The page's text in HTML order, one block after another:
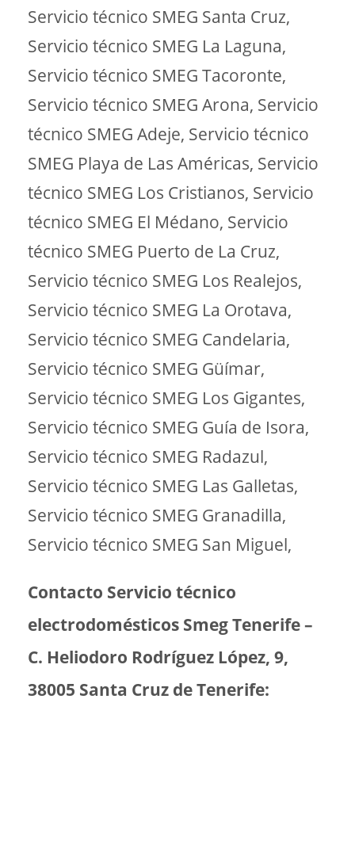
Servicio técnico SMEG Santa Cruz,
Servicio técnico SMEG La Laguna,
Servicio técnico SMEG Tacoronte,
Servicio técnico SMEG Arona, Servicio
técnico SMEG Adeje, Servicio técnico
SMEG Playa de Las Américas, Servicio
técnico SMEG Los Cristianos, Servicio
técnico SMEG El Médano, Servicio
técnico SMEG Puerto de La Cruz,
Servicio técnico SMEG Los Realejos,
Servicio técnico SMEG La Orotava,
Servicio técnico SMEG Candelaria,
Servicio técnico SMEG Güímar,
Servicio técnico SMEG Los Gigantes,
Servicio técnico SMEG Guía de Isora,
Servicio técnico SMEG Radazul,
Servicio técnico SMEG Las Galletas,
Servicio técnico SMEG Granadilla,
Servicio técnico SMEG San Miguel,
Contacto Servicio técnico
electrodomésticos Smeg Tenerife –
C. Heliodoro Rodríguez López, 9,
38005 Santa Cruz de Tenerife: